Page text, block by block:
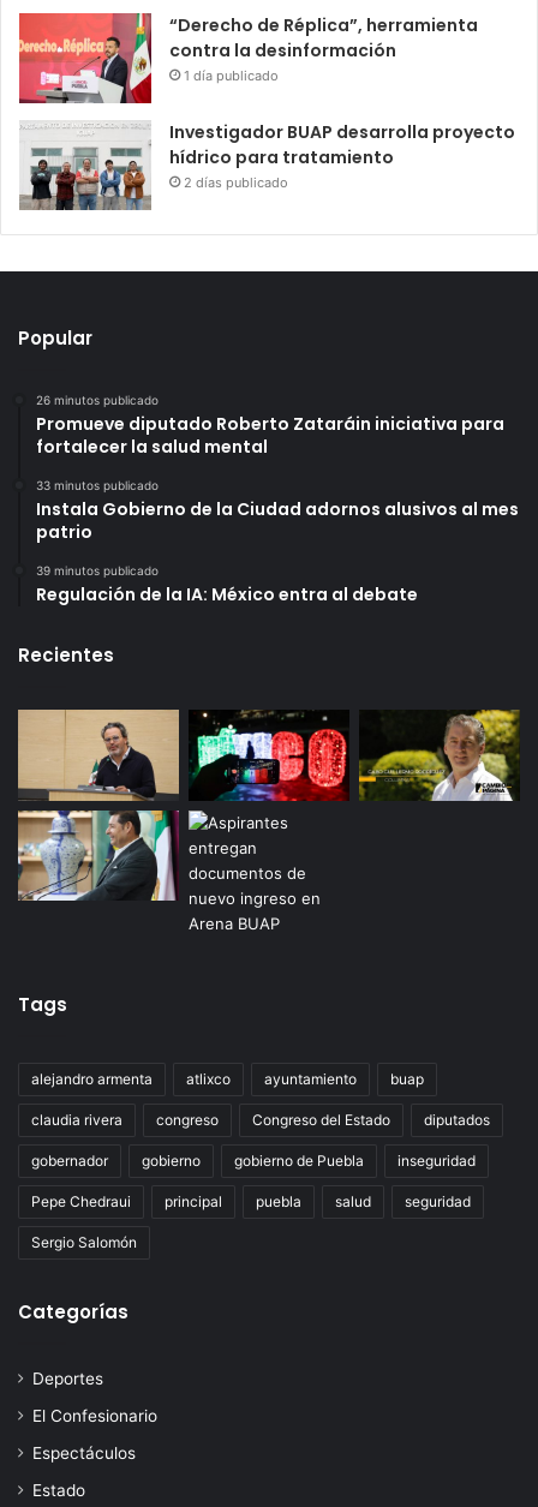
“Derecho de Réplica”, herramienta
contra la desinformación
1 día publicado
Investigador BUAP desarrolla proyecto
hídrico para tratamiento
2 días publicado
Popular
26 minutos publicado
Promueve diputado Roberto Zataráin iniciativa para
fortalecer la salud mental
33 minutos publicado
Instala Gobierno de la Ciudad adornos alusivos al mes
patrio
39 minutos publicado
Regulación de la IA: México entra al debate
Recientes
Tags
alejandro armenta atlixco ayuntamiento buap
claudia rivera congreso Congreso del Estado diputados
gobernador gobierno gobierno de Puebla inseguridad
Pepe Chedraui principal puebla salud seguridad
Sergio Salomón
Categorías
Deportes
El Confesionario
Espectáculos
Estado